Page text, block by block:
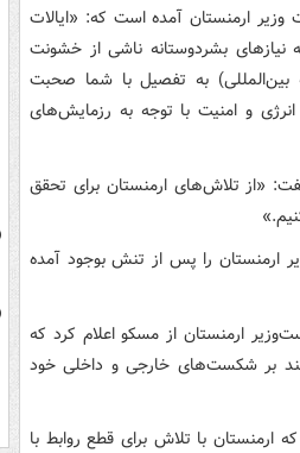
ارمنستان آمده است که: «ایالات
بشردوستانه ناشی از خشونت
بین‌المللی) به تفصیل با شما صحبت
و امنیت با توجه به رزمایش‌های
«از تلاش‌های ارمنستان برای تحقق
ارمنستان را پس از تنش بوجود آمده
ارمنستان از مسکو اعلام کرد که
بر شکست‌های خارجی و داخلی خود
ارمنستان با تلاش برای قطع روابط با